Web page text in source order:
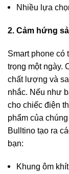
Nhiều lựa
2. Cảm hứng
Smart phone có
trọng một ngày.
chất lượng và
nhắc. Nếu như
cho chiếc điện
phẩm của
Bulltino tạo ra
bạn:
Khung ôm